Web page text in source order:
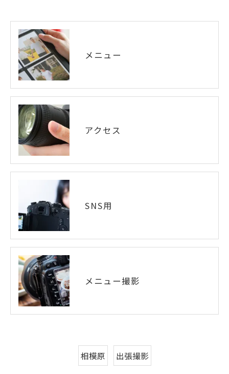
メニュー
アクセス
SNS用
メニュー撮影
相模原 出張撮影